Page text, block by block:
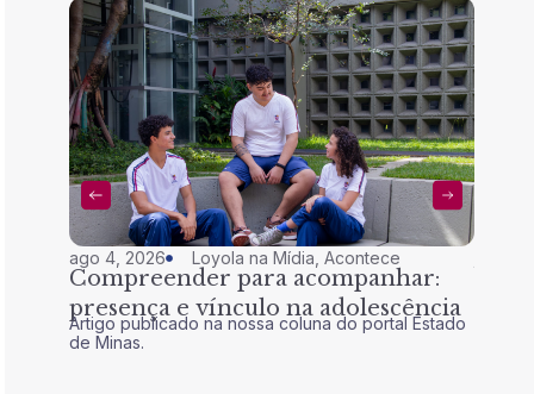
ago 4, 2026 Loyola na Mídia ,Acontece
Compreender para acompanhar:
presença e vínculo na adolescência
Artigo publicado na nossa coluna do portal Estado
de Minas.